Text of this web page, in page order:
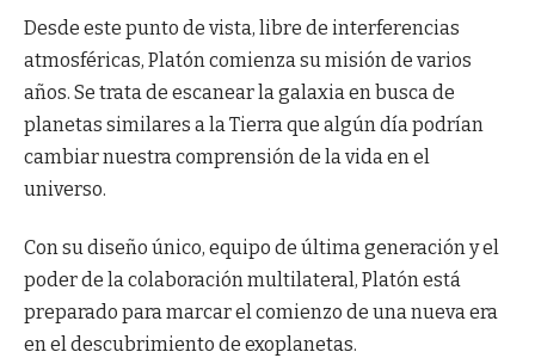
Desde este punto de vista, libre de interferencias
atmosféricas, Platón comienza su misión de varios
años. Se trata de escanear la galaxia en busca de
planetas similares a la Tierra que algún día podrían
cambiar nuestra comprensión de la vida en el
universo.
Con su diseño único, equipo de última generación y el
poder de la colaboración multilateral, Platón está
preparado para marcar el comienzo de una nueva era
en el descubrimiento de exoplanetas.